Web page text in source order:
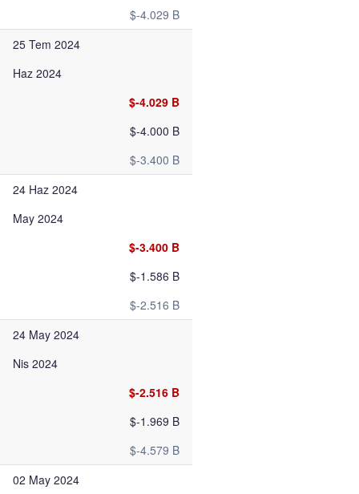
$-4.029 B
25 Tem 2024
Haz 2024
$-4.029 B
$-4.000 B
$-3.400 B
24 Haz 2024
May 2024
$-3.400 B
$-1.586 B
$-2.516 B
24 May 2024
Nis 2024
$-2.516 B
$-1.969 B
$-4.579 B
02 May 2024